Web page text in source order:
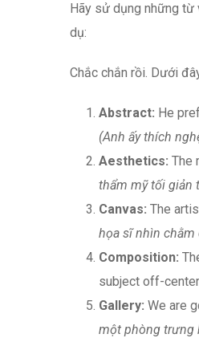
Hãy sử dụng những từ
dụ:
Chắc chắn rồi. Dưới
Abstract: He
(Anh ấy thích
Aesthetics: The
thẩm mỹ tối giản
Canvas: The
họa sĩ nhìn
Composition:
subject off-
Gallery: We are
một phòng trưng